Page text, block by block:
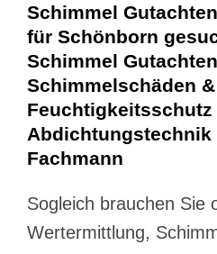
Schimmel
für Schönborn
Schimmel
Schimmelschäden
Feuchtigkeitsschutz
Abdichtungstechnik
Fachmann
Sogleich brauchen Sie
Wertermittlung,